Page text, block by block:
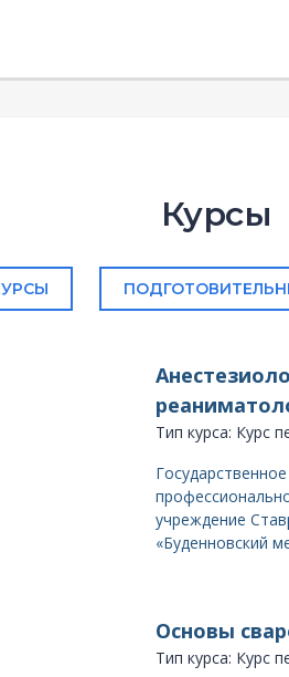
Курсы
Тип курса: Курс
учреждение
«Буденновский
Основы
Тип курса: Курс